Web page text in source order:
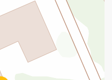
зняття
допомог